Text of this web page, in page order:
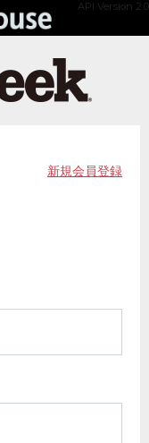
API Version 2.0
新規会員登録